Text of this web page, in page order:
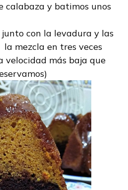
calabaza y batimos unos
con la levadura y las
mezcla en tres veces
velocidad más baja que